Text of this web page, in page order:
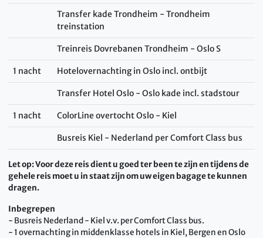
Transfer kade Trondheim - Trondheim
treinstation
Treinreis Dovrebanen Trondheim - Oslo S
1 nacht Hotelovernachting in Oslo incl. ontbijt
Transfer Hotel Oslo - Oslo kade incl. stadstour
1 nacht ColorLine overtocht Oslo - Kiel
Busreis Kiel - Nederland per Comfort Class bus
Let op: Voor deze reis dient u goed ter been te zijn en tijdens de
gehele reis moet u in staat zijn om uw eigen bagage te kunnen
dragen.
Inbegrepen
- Busreis Nederland - Kiel v.v. per Comfort Class bus.
- 1 overnachting in middenklasse hotels in Kiel, Bergen en Oslo